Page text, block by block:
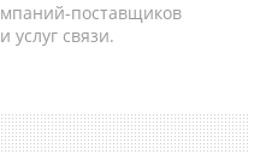
поставщиков
связи.